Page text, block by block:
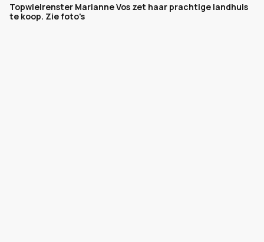
Topwielrenster Marianne Vos zet haar prachtige landhuis
te koop. Zie foto's